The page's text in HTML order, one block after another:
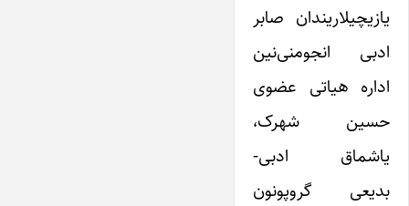
یازیچیلاریندان صابر
ادبی انجومنی‌نین
اداره هیاتی عضوی
حسین شهرک،
یاشماق ادبی-
بدیعی گروپونون